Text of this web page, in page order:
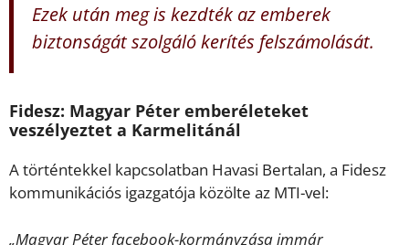
Ezek után meg is kezdték az emberek
biztonságát szolgáló kerítés felszámolását.
Fidesz: Magyar Péter emberéleteket
veszélyeztet a Karmelitánál
A történtekkel kapcsolatban Havasi Bertalan, a Fidesz
kommunikációs igazgatója közölte az MTI-vel:
„Magyar Péter facebook-kormányzása immár